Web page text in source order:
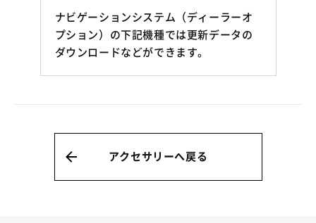
ナビゲーションシステム（ディーラーオ
プション）の下記機種では更新データの
ダウンロードなどができます。
アクセサリーへ戻る